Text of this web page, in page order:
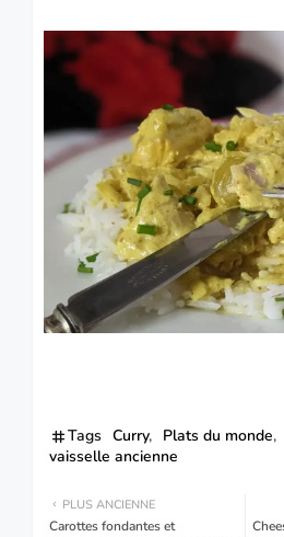
Tags Curry Plats du monde
vaisselle ancienne
PLUS ANCIENNE
Carottes fondantes et